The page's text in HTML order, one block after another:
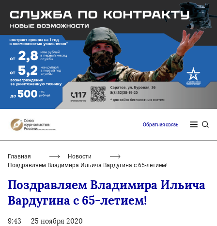
Обратная связь
Главная
Новости
Поздравляем Владимира Ильича Вардугина с 65-летием!
Поздравляем Владимира Ильича
Вардугина с 65-летием!
9:43 25 ноября 2020